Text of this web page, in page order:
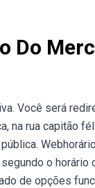
Do
Você será
na rua capitão
o
de opções